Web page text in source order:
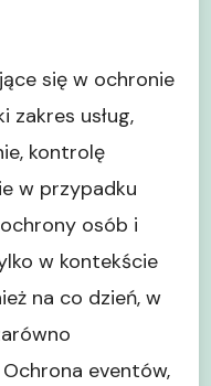
się w ochronie
zakres usług,
kontrolę
w przypadku
osób i
w kontekście
na co dzień, w
eventów,